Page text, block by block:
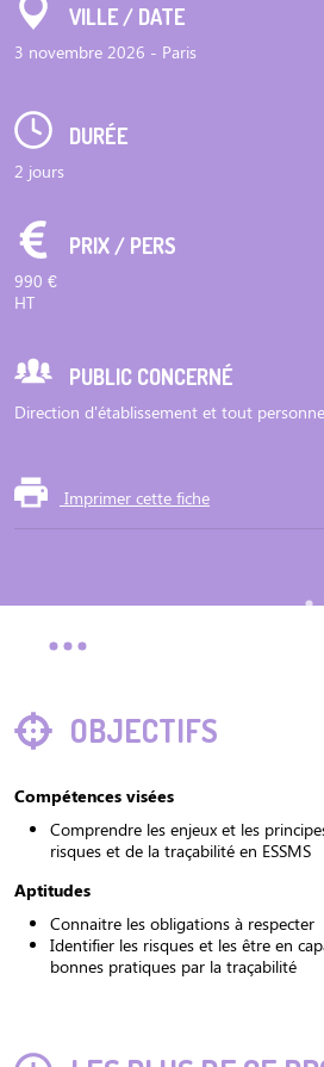
OBJECTIFS
Compétences visées
Comprendre les enjeux et les
risques et de la traçabilité en ESSMS
Aptitudes
Connaitre les obligations à respecter
Identifier les risques et les être en
bonnes pratiques par la traçabilité
VILLE / DATE
3 novembre 2026 - Paris
DURÉE
2 jours
PRIX / PERS
990 €
HT
PUBLIC CONCERNÉ
Direction d'établissement et tout personnel
Imprimer cette fiche